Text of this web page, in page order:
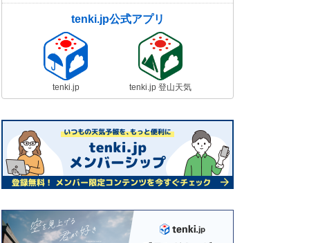
国的に冷え込み強く 日中も各地で
寒さ厳しく
12日08:58
全国今季初の積雪150センチ超え
青森県酸ケ湯で観測 週末まで日本
海側は大雪
12日 日本海側で大雪や吹雪の恐
れ 車の運転など十分注意
12日06:08
tenki.jp公式アプリ
tenki.jp tenki.jp 登山天気